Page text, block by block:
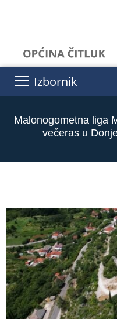
Izbornik
Malonogometna liga
večeras u